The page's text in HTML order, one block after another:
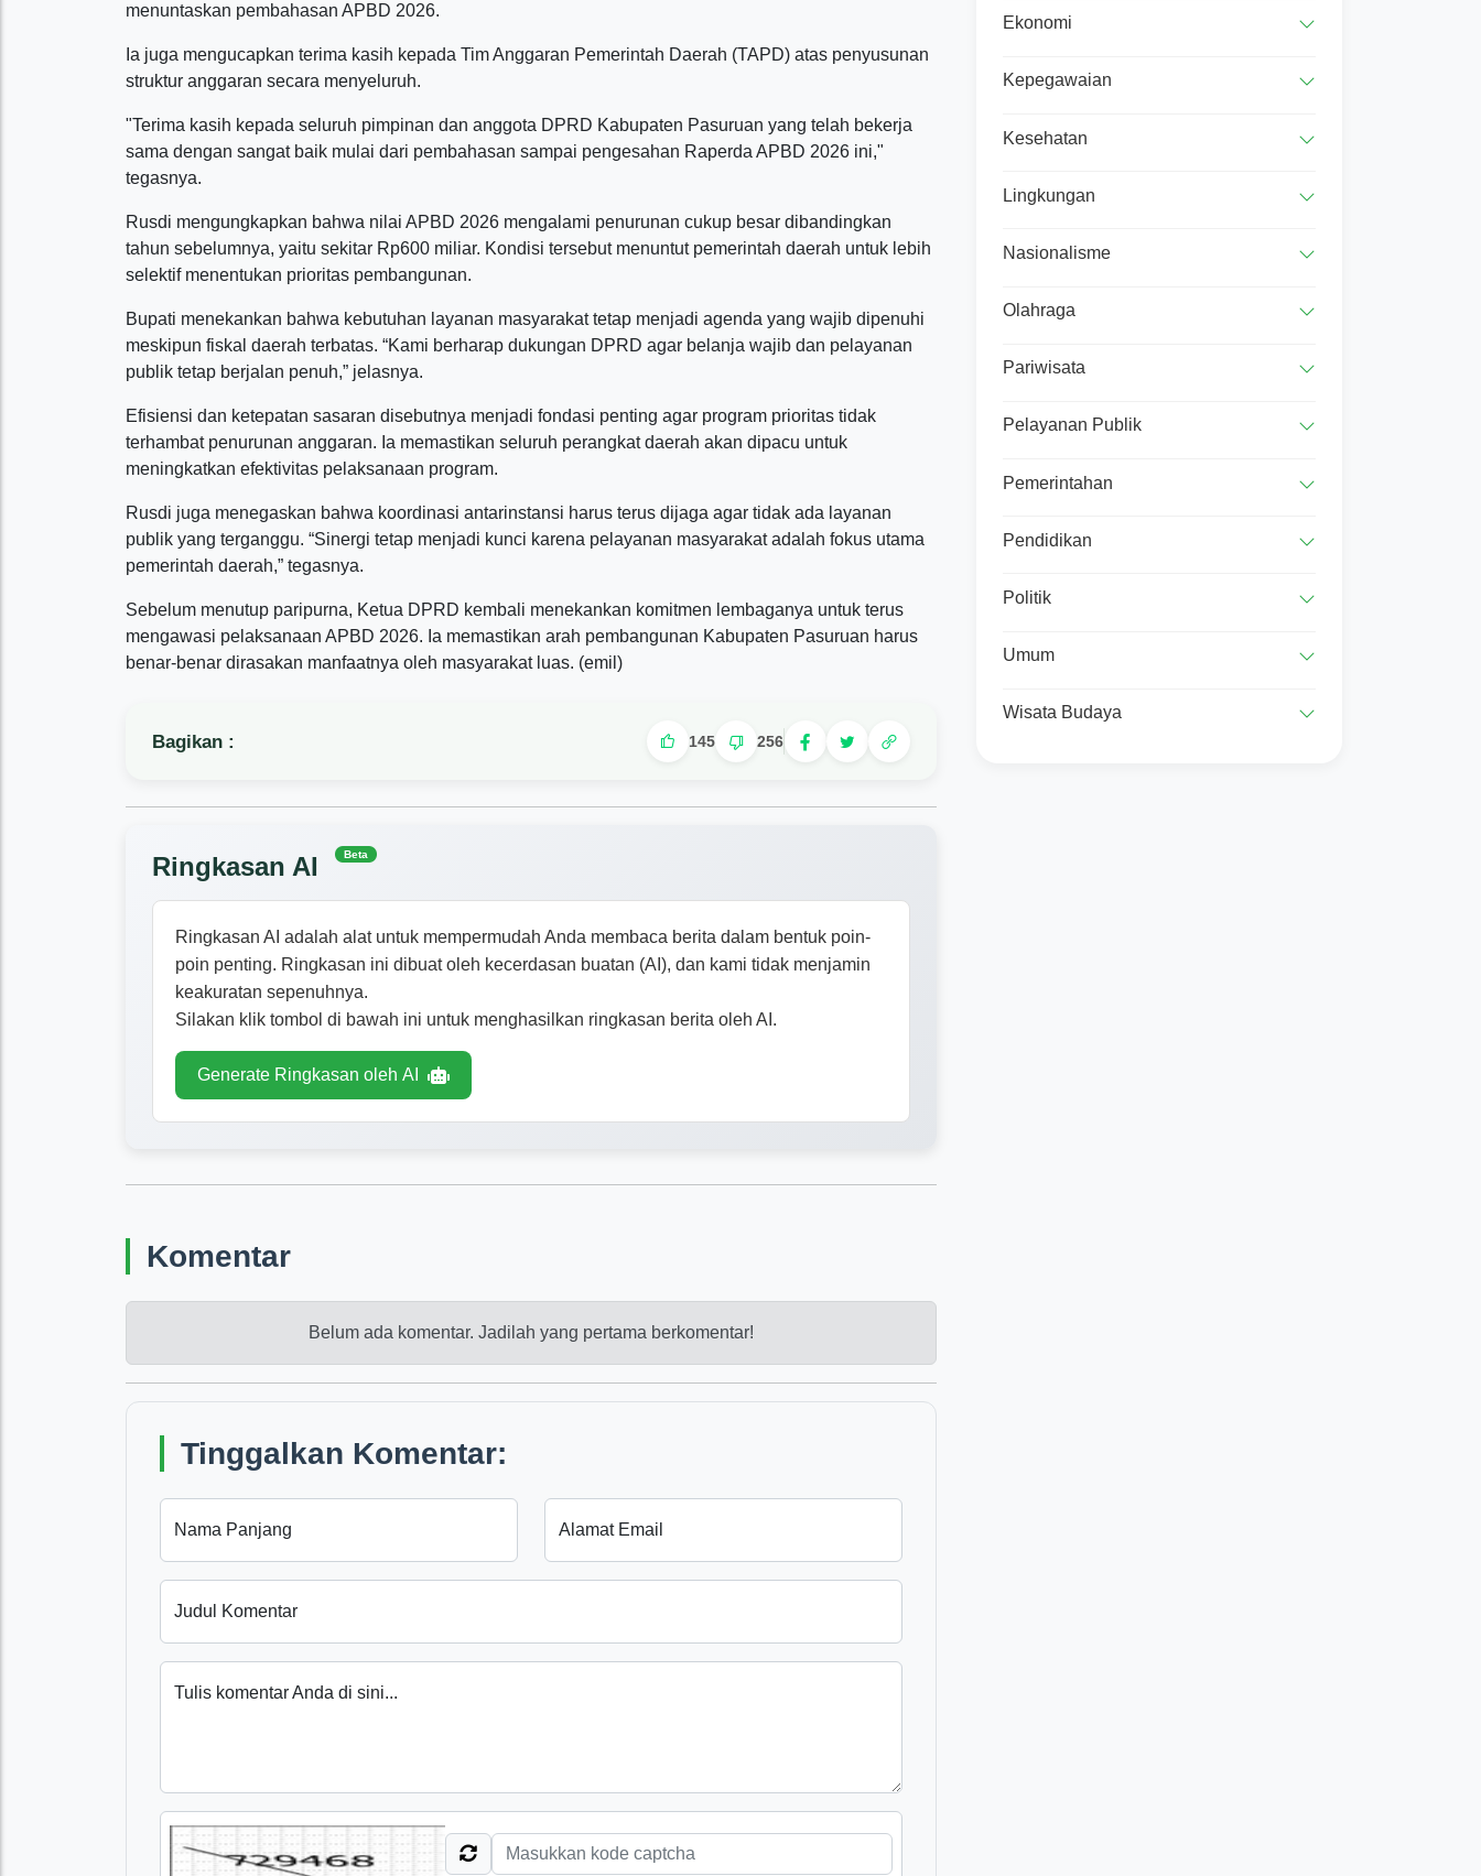
menuntaskan pembahasan APBD 2026.
Ia juga mengucapkan terima kasih kepada Tim Anggaran Pemerintah Daerah (TAPD) atas penyusunan
struktur anggaran secara menyeluruh.
"Terima kasih kepada seluruh pimpinan dan anggota DPRD Kabupaten Pasuruan yang telah bekerja
sama dengan sangat baik mulai dari pembahasan sampai pengesahan Raperda APBD 2026 ini,"
tegasnya.
Rusdi mengungkapkan bahwa nilai APBD 2026 mengalami penurunan cukup besar dibandingkan
tahun sebelumnya, yaitu sekitar Rp600 miliar. Kondisi tersebut menuntut pemerintah daerah untuk lebih
selektif menentukan prioritas pembangunan.
Bupati menekankan bahwa kebutuhan layanan masyarakat tetap menjadi agenda yang wajib dipenuhi
meskipun fiskal daerah terbatas. “Kami berharap dukungan DPRD agar belanja wajib dan pelayanan
publik tetap berjalan penuh,” jelasnya.
Efisiensi dan ketepatan sasaran disebutnya menjadi fondasi penting agar program prioritas tidak
terhambat penurunan anggaran. Ia memastikan seluruh perangkat daerah akan dipacu untuk
meningkatkan efektivitas pelaksanaan program.
Rusdi juga menegaskan bahwa koordinasi antarinstansi harus terus dijaga agar tidak ada layanan
publik yang terganggu. “Sinergi tetap menjadi kunci karena pelayanan masyarakat adalah fokus utama
pemerintah daerah,” tegasnya.
Sebelum menutup paripurna, Ketua DPRD kembali menekankan komitmen lembaganya untuk terus
mengawasi pelaksanaan APBD 2026. Ia memastikan arah pembangunan Kabupaten Pasuruan harus
benar-benar dirasakan manfaatnya oleh masyarakat luas. (emil)
Bagikan : 145 256
Ringkasan AI Beta
Ringkasan AI adalah alat untuk mempermudah Anda membaca berita dalam bentuk poin-
poin penting. Ringkasan ini dibuat oleh kecerdasan buatan (AI), dan kami tidak menjamin
keakuratan sepenuhnya.
Silakan klik tombol di bawah ini untuk menghasilkan ringkasan berita oleh AI.
Generate Ringkasan oleh AI
Komentar
Belum ada komentar. Jadilah yang pertama berkomentar!
Tinggalkan Komentar:
Nama Panjang Alamat Email
Judul Komentar
Tulis komentar Anda di sini...
Ekonomi
Kepegawaian
Kesehatan
Lingkungan
Nasionalisme
Olahraga
Pariwisata
Pelayanan Publik
Pemerintahan
Pendidikan
Politik
Umum
Wisata Budaya